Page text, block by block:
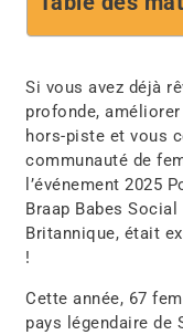
Si vous avez déjà
profonde,
hors-piste etvous
communauté de
l’événement2025
Braap Babes
Britannique, était
!
Cette année, 67
pays légendaire de